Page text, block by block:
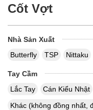
Cốt Vợt
Nhà Sản Xuất
Butterfly
TSP Nittaku
Tay Cầm
Lắc Tay
Cán Kiểu Nhật
Khác (không đồng nhất,